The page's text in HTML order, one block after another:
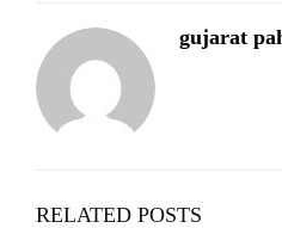
gujarat
RELATED POSTS